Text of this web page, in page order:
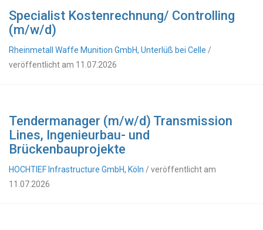
Specialist Kostenrechnung/ Controlling
(m/w/d)
Rheinmetall Waffe Munition GmbH, Unterlüß bei Celle /
veröffentlicht am 11.07.2026
Tendermanager (m/w/d) Transmission
Lines, Ingenieurbau- und
Brückenbauprojekte
HOCHTIEF Infrastructure GmbH, Köln / veröffentlicht am
11.07.2026